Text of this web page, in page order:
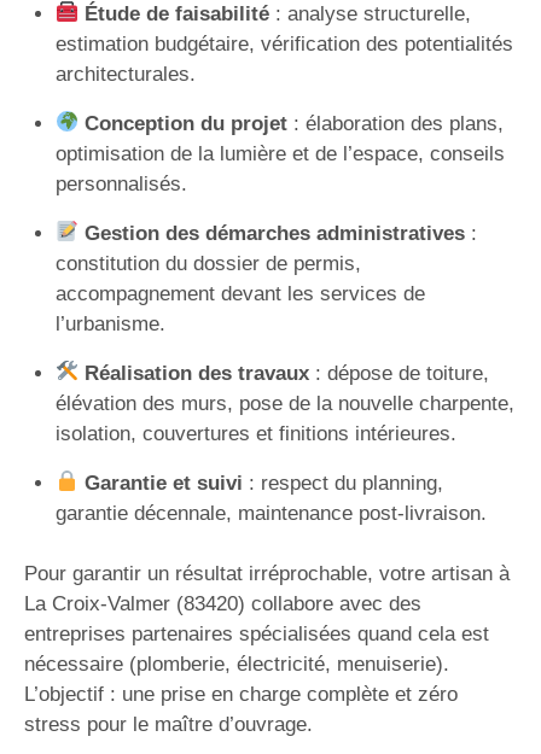
Étude de faisabilité: analyse structurelle,
estimation budgétaire, vérification des potentialités
architecturales.
Conception du projet: élaboration des plans,
optimisation de la lumière et de l’espace, conseils
personnalisés.
Gestion des démarches administratives:
constitution du dossier de permis,
accompagnement devant les services de
l’urbanisme.
Réalisation des travaux: dépose de toiture,
élévation des murs, pose de la nouvelle charpente,
isolation, couvertures et finitions intérieures.
Garantie et suivi : respect du planning,
garantie décennale, maintenance post-livraison.
Pour garantir un résultat irréprochable, votre artisan à
La Croix-Valmer (83420) collabore avec des
entreprises partenaires spécialisées quand cela est
nécessaire (plomberie, électricité, menuiserie).
L’objectif : une prise en charge complète et zéro
stress pour le maître d’ouvrage.